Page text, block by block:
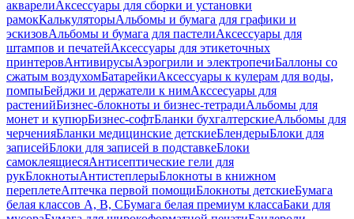
акварелиАксессуары для сборки и установки
рамокКалькуляторыАльбомы и бумага для графики и
эскизовАльбомы и бумага для пастелиАксессуары для
штампов и печатейАксессуары для этикеточных
принтеровАнтивирусыАэрогрили и электропечиБаллоны со
сжатым воздухомБатарейкиАксессуары к кулерам для воды,
помпыБейджи и держатели к нимАкссесуары для
растенийБизнес-блокноты и бизнес-тетрадиАльбомы для
монет и купюрБизнес-софтБланки бухгалтерскиеАльбомы для
черченияБланки медицинские детскиеБлендерыБлоки для
записейБлоки для записей в подставкеБлоки
самоклеящиесяАнтисептические гели для
рукБлокнотыАнтистеплерыБлокноты в книжном
переплетеАптечка первой помощиБлокноты детскиеБумага
белая классов А, В, СБумага белая премиум классаБаки для